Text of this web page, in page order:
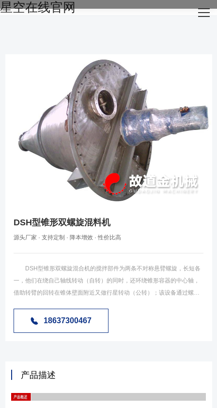
星空在线官网
网站星空在线官网
新闻资讯
星空在线官网-星空（中国）
DSH型锥形双螺旋混料机
源头厂家 · 支持定制 · 降本增效 · 性价比高
DSH型锥形双螺旋混合机的搅拌部件为两条不对称悬臂螺旋，长短各
一，他们在绕自己轴线转动（自转）的同时，还环绕锥形容器的中心轴，
借助转臂的回转在锥体壁面附近又做行星转动（公转）；该设备通过螺旋
动，从而达到混合的目的。产品可根据要求设计外夹套（加热、冷却），
机减速机、料筒盖、长螺旋臂、短螺旋臂、齿轮、锥形料仓等组成，工作
专用电机减速机有两个输出轴，其中一个带动螺旋长短臂做自转把底部的
18637300467
产品描述